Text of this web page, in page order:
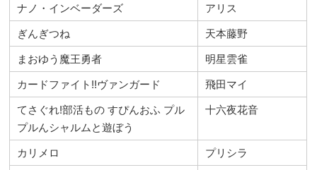
ナノ・インベーダーズ
アリス
ぎんぎつね
天本藤野
まおゆう魔王勇者
明星雲雀
カードファイト!!ヴァンガード
飛田マイ
てさぐれ!部活もの すぴんおふ プル
プルんシャルムと遊ぼう
十六夜花音
カリメロ
プリシラ